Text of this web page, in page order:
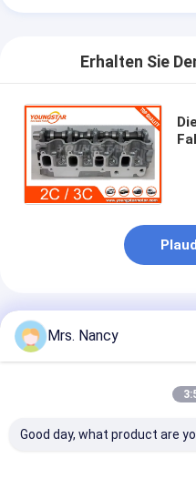
Kraftfahrzeugmotor-
Erhalten Sie
Empfohlene Produkte
Mrs. Nancy
Good day, what product are